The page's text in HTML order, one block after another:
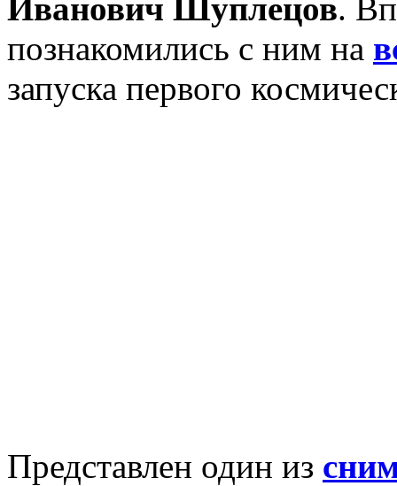
Иванович Шуплецов.
познакомились с ним на
запуска первого
Представлен один из